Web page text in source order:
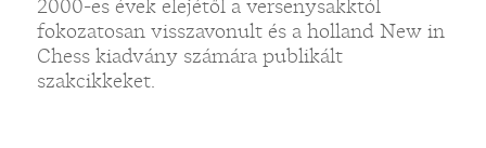
2000-es évek elejétől a versenysakktól
fokozatosan visszavonult és a holland New in
Chess kiadvány számára publikált
szakcikkeket.